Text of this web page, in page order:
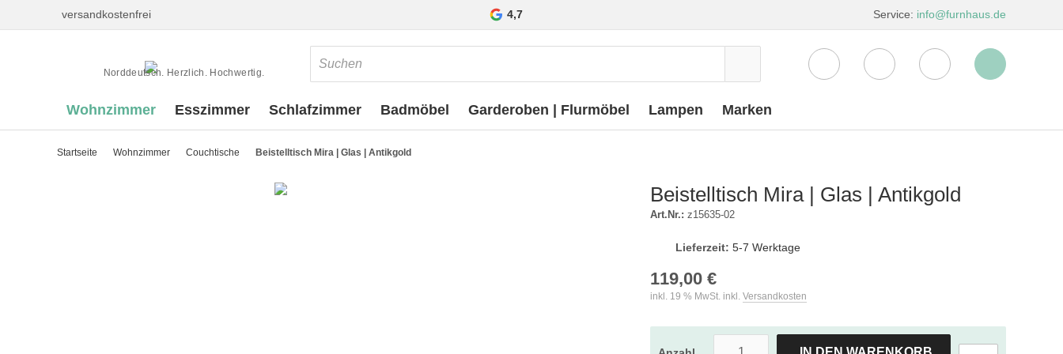
versandkostenfrei 4,7 Service: info@furnhaus.de
Norddeutsch. Herzlich. Hochwertig.
Wohnzimmer Esszimmer Schlafzimmer Badmöbel Garderoben | Flurmöbel Lampen Marken
Startseite Wohnzimmer Couchtische Beistelltisch Mira | Glas | Antikgold
Beistelltisch Mira | Glas | Antikgold
Art.Nr.: z15635-02
Lieferzeit: 5-7 Werktage
119,00 €
inkl. 19 % MwSt. inkl. Versandkosten